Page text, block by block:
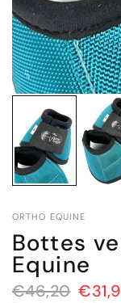
ORTHO EQUINE
Bottes
Equine
€46,20